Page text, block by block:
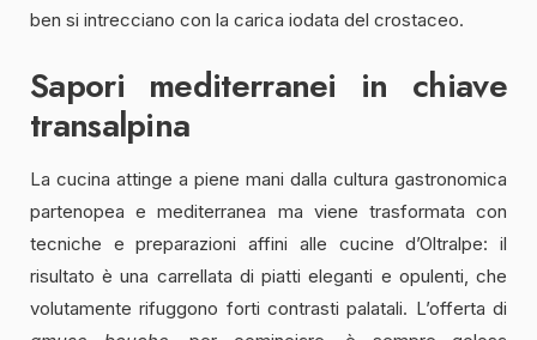
ben si intrecciano con la carica iodata del crostaceo.
Sapori mediterranei in chiave
transalpina
La cucina attinge a piene mani dalla cultura gastronomica
partenopea e mediterranea ma viene trasformata con
tecniche e preparazioni affini alle cucine d’Oltralpe: il
risultato è una carrellata di piatti eleganti e opulenti, che
volutamente rifuggono forti contrasti palatali. L’offerta di